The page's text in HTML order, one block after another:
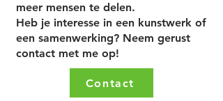
meer mensen te delen.
Heb je interesse in een kunstwerk of
een samenwerking? Neem gerust
contact met me op!
Contact